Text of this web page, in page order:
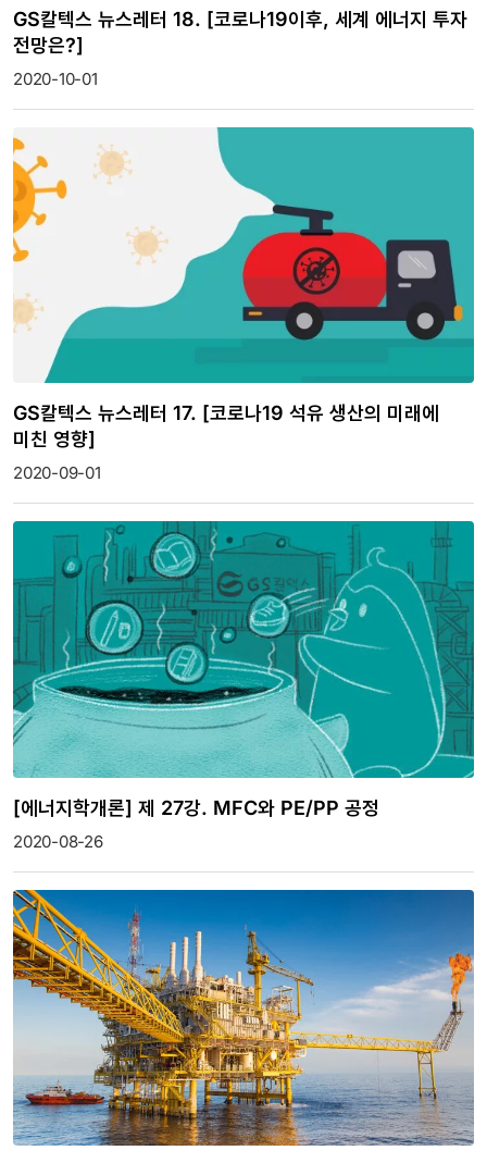
GS칼텍스 뉴스레터 18. [코로나19이후, 세계 에너지 투자
전망은?]
2020-10-01
GS칼텍스 뉴스레터 17. [코로나19 석유 생산의 미래에
미친 영향]
2020-09-01
[에너지학개론] 제 27강. MFC와 PE/PP 공정
2020-08-26